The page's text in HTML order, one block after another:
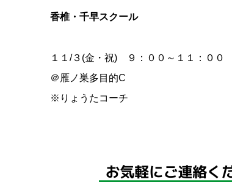
香椎・千早スクール
１１/３(金・祝) ９：００～１１：００
＠雁ノ巣多目的C
※りょうたコーチ